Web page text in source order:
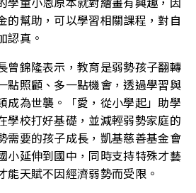
的幫助，可以學習相關課程，對自
認真。
曾錦隆表示，教育是弱勢孩子翻轉
點照顧、多一點機會，透過學習與
成為世襲。「愛，從小學起」助學
學校打好基礎，並減輕弱勢家庭的
需要的孩子成長，凱基慈善基金會
小延伸到國中，同時支持特殊才藝
能天賦不因經濟弱勢而受限。